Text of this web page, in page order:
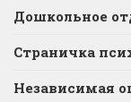
Дошкольное
Страничка
Независимая